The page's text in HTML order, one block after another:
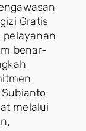
Gratis
pelayanan
benar-
melalui